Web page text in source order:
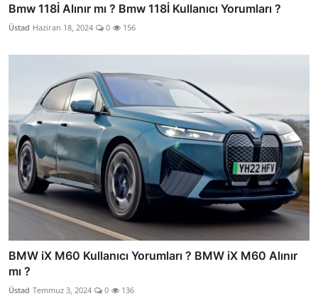
Bmw 118İ Alınır mı ? Bmw 118İ Kullanıcı Yorumları ?
Üstad Haziran 18, 2024 0 156
BMW iX M60 Kullanıcı Yorumları ? BMW iX M60 Alınır
mı ?
Üstad Temmuz 3, 2024 0 136